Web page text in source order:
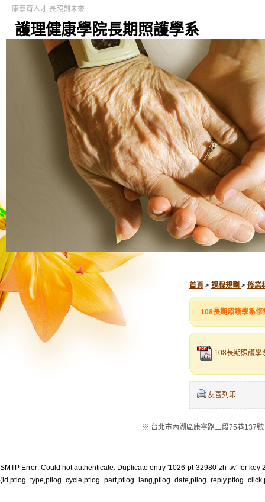
護理健康學院長期照護學系
康寧育人才 長照創未來
首頁 > 課程規劃 > 修業
108長期照護學系修
108長期照護學
友善列印
※ 台北市內湖區康寧路三段75巷137
SMTP Error: Could not authenticate. Duplicate entry '1026-pt-32980-zh-tw' for key